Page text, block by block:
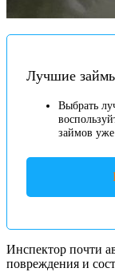
Лучшие
Выбрать
займов уже
Инспектор почти
повреждения и